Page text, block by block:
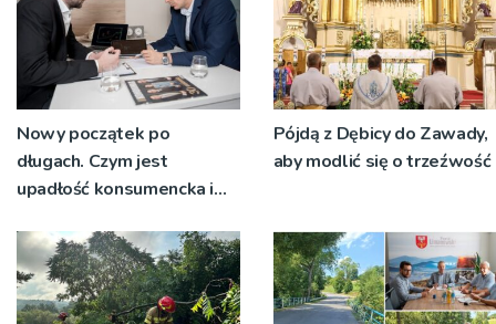
Nowy początek po
długach. Czym jest
upadłość konsumencka i
rozsądnym wyjściem?
Pójdą z Dębicy do Zawady,
aby modlić się o trzeźwość